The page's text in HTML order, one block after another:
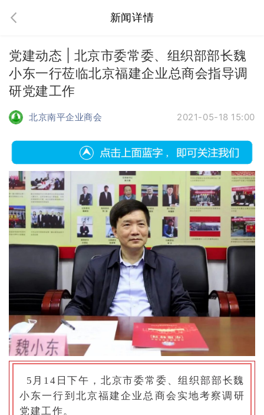
新闻详情
党建动态 | 北京市委常委、组织部部长魏
小东一行莅临北京福建企业总商会指导调
研党建工作
北京南平企业商会 2021-05-18 15:00
5月14日下午，北京市委常委、组织部部长魏
小东一行到北京福建企业总商会实地考察调研
党建工作。